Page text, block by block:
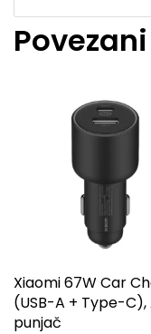
Xiaomi 67W Car
(USB-A + Type-
punjač